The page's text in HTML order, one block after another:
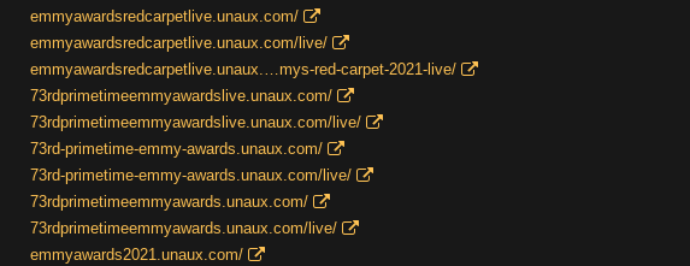
emmyawardsredcarpetlive.unaux.com/
emmyawardsredcarpetlive.unaux.com/live/
emmyawardsredcarpetlive.unaux.…mys-red-carpet-2021-live/
73rdprimetimeemmyawardslive.unaux.com/
73rdprimetimeemmyawardslive.unaux.com/live/
73rd-primetime-emmy-awards.unaux.com/
73rd-primetime-emmy-awards.unaux.com/live/
73rdprimetimeemmyawards.unaux.com/
73rdprimetimeemmyawards.unaux.com/live/
emmyawards2021.unaux.com/